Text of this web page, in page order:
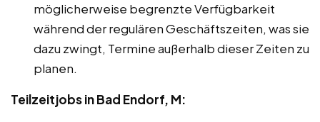
möglicherweise begrenzte Verfügbarkeit
während der regulären Geschäftszeiten, was sie
dazu zwingt, Termine außerhalb dieser Zeiten zu
planen.
Teilzeitjobs in Bad Endorf, M: